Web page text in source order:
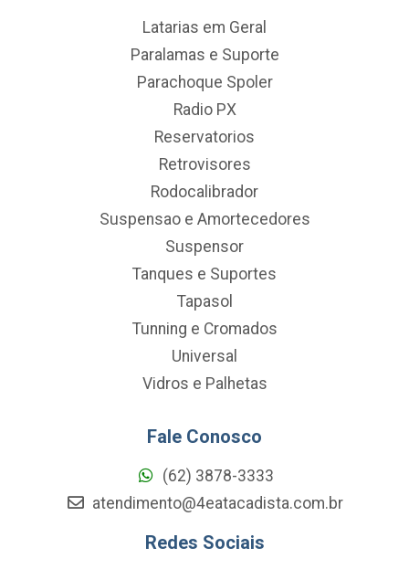
Latarias em Geral
Paralamas e Suporte
Parachoque Spoler
Radio PX
Reservatorios
Retrovisores
Rodocalibrador
Suspensao e Amortecedores
Suspensor
Tanques e Suportes
Tapasol
Tunning e Cromados
Universal
Vidros e Palhetas
Fale Conosco
(62) 3878-3333
atendimento@4eatacadista.com.br
Redes Sociais